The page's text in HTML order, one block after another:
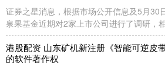
证券之星消息，根据市场公开信息及5月30
泉果基金近期对2家上市公司进行了调研，
港股配资 山东矿机新注册《智能可逆皮
的软件著作权